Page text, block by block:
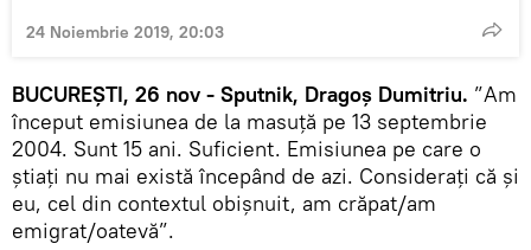
24 Noiembrie 2019, 20:03
BUCUREȘTI, 26 nov - Sputnik, Dragoș Dumitriu. ”Am
început emisiunea de la masuță pe 13 septembrie
2004. Sunt 15 ani. Suficient. Emisiunea pe care o
știați nu mai există începând de azi. Considerați că și
eu, cel din contextul obișnuit, am crăpat/am
emigrat/oatevă”.